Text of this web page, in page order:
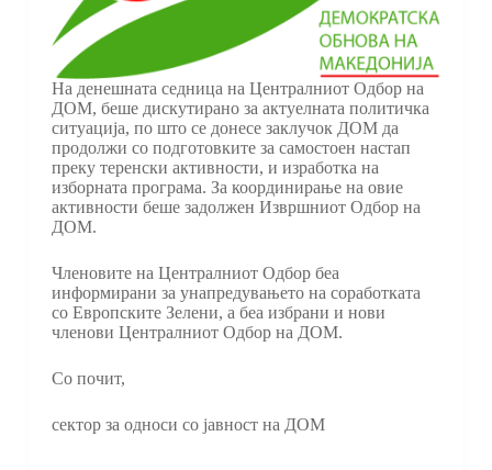
На денешната седница на Централниот Одбор на
ДОМ, беше дискутирано за актуелната политичка
ситуација, по што се донесе заклучок ДОМ да
продолжи со подготовките за самостоен настап
преку теренски активности, и изработка на
изборната програма. За координирање на овие
активности беше задолжен Извршниот Одбор на
ДОМ.
Членовите на Централниот Одбор беа
информирани за унапредувањето на соработката
со Европските Зелени, а беа избрани и нови
членови Централниот Одбор на ДОМ.
Со почит,
сектор за односи со јавност на ДОМ